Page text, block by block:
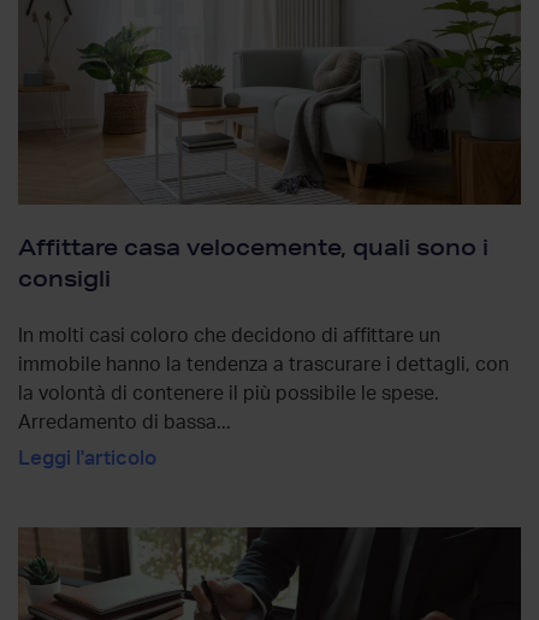
Affittare casa velocemente, quali sono i
consigli
In molti casi coloro che decidono di affittare un
immobile hanno la tendenza a trascurare i dettagli, con
la volontà di contenere il più possibile le spese.
Arredamento di bassa...
Leggi l'articolo